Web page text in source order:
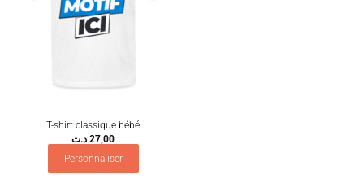
T-shirt classique bébé
27,00 د.ت
Personnaliser